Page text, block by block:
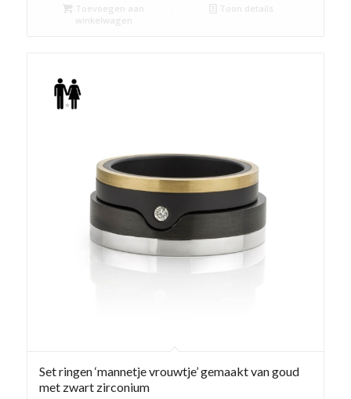
Toevoegen aan
winkelwagen
Toon details
Set ringen ‘mannetje vrouwtje’ gemaakt van goud
met zwart zirconium